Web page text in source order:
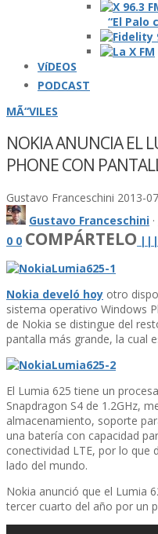
“El Palo
VíDEOS
PODCAST
MÃ“VILES
NOKIA ANUNCIA EL
PHONE CON
Gustavo Franceschini 2013-
Gustavo Franceschini ·
0 0 COMPÁRTELO | | |
Nokia develó hoy otro
sistema operativo Windows
de Nokia se distingue del
pantalla más grande, la cual
El Lumia 625 tiene un
Snapdragon S4 de 1.2GHz,
almacenamiento, soporte
una baterí­a con capacidad
conectividad LTE, por lo que
lado del mundo.
Nokia anunció que el Lumia
tercer cuarto del año por un